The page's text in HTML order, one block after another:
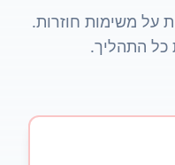
על משימות חוזרות.